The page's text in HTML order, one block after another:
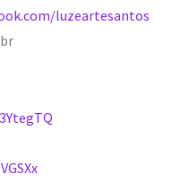
luzeartesantos